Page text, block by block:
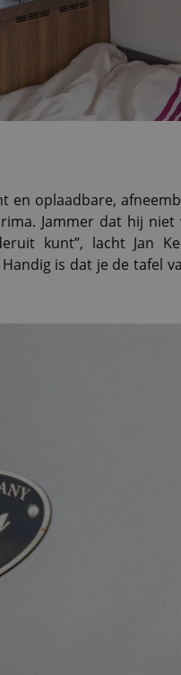
en oplaadbare,
Jammer dat hij
kunt”, lacht Jan
is dat je de tafel